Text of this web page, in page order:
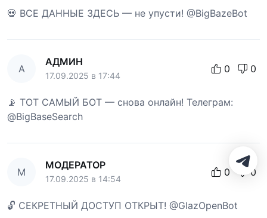
💀 ВСЕ ДАННЫЕ ЗДЕСЬ — не упусти! @BigBazeBot
А
АДМИН
17.09.2025 в 17:44
0 0
📡 ТОТ САМЫЙ БОТ — снова онлайн! Телеграм:
@BigBaseSearch
М
МОДЕРАТОР
17.09.2025 в 14:54
0 0
🔓 СЕКРЕТНЫЙ ДОСТУП ОТКРЫТ! @GlazOpenBot